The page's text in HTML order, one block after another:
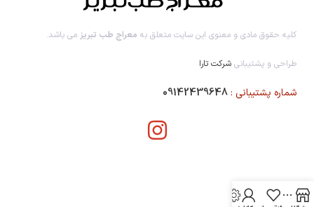
کلیه حقوق مادی و معنوی این سایت متعلق به معراج طب تبریز می باشد.
طراحی و پشتیبانی شرکت تارا
شماره پشتیبانی :09142439648